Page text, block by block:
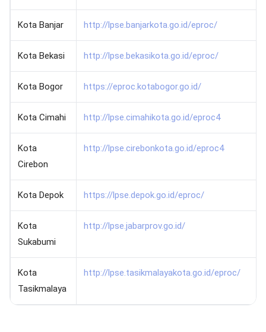
Kota Banjar http://lpse.banjarkota.go.id/eproc/
Kota Bekasi http://lpse.bekasikota.go.id/eproc/
Kota Bogor https://eproc.kotabogor.go.id/
Kota Cimahi http://lpse.cimahikota.go.id/eproc4
Kota
Cirebon
http://lpse.cirebonkota.go.id/eproc4
Kota Depok https://lpse.depok.go.id/eproc/
Kota
Sukabumi
http://lpse.jabarprov.go.id/
Kota
Tasikmalaya
http://lpse.tasikmalayakota.go.id/eproc/